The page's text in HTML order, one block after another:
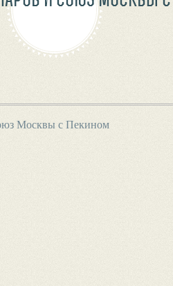
Москвы с Пекином